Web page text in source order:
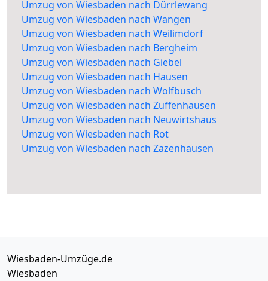
Umzug von Wiesbaden nach Dürrlewang
Umzug von Wiesbaden nach Wangen
Umzug von Wiesbaden nach Weilimdorf
Umzug von Wiesbaden nach Bergheim
Umzug von Wiesbaden nach Giebel
Umzug von Wiesbaden nach Hausen
Umzug von Wiesbaden nach Wolfbusch
Umzug von Wiesbaden nach Zuffenhausen
Umzug von Wiesbaden nach Neuwirtshaus
Umzug von Wiesbaden nach Rot
Umzug von Wiesbaden nach Zazenhausen
Wiesbaden-Umzüge.de
Wiesbaden